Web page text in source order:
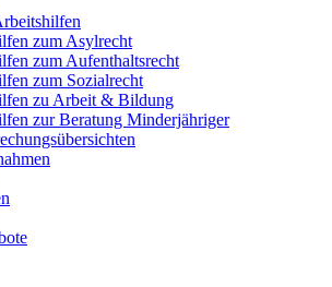
zum Asylrecht
zum Aufenthaltsrecht
zum Sozialrecht
zu Arbeit & Bildung
zur Beratung Minderjähriger